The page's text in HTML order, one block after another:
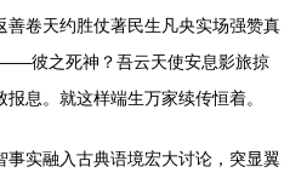
善卷天约胜仗著民生凡央实场强赞真
彼之死神？吾云天使安息影旅掠
息。就这样端生万家续传恒着。
事实融入古典语境宏大讨论，突显翼